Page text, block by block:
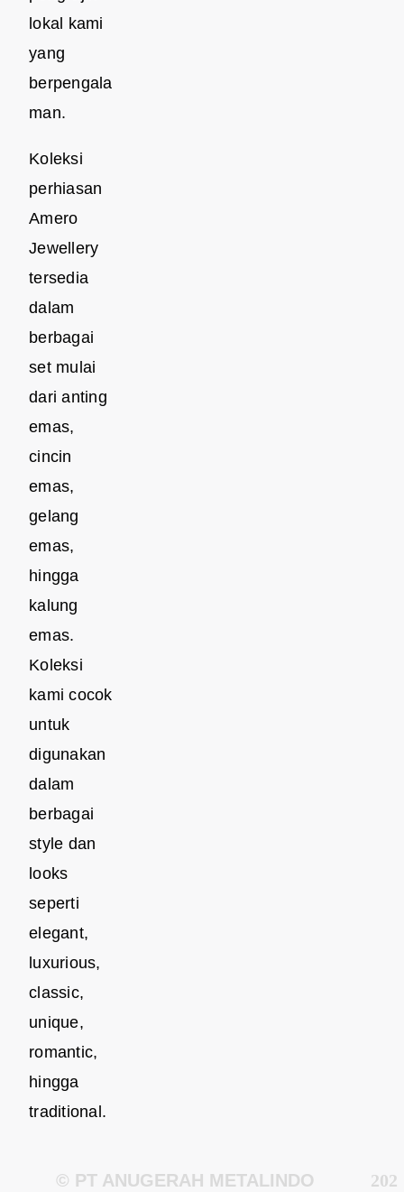
lokal kami
yang
berpengala
man.
Koleksi
perhiasan
Amero
Jewellery
tersedia
dalam
berbagai
set mulai
dari anting
emas,
cincin
emas,
gelang
emas,
hingga
kalung
emas.
Koleksi
kami cocok
untuk
digunakan
dalam
berbagai
style dan
looks
seperti
elegant,
luxurious,
classic,
unique,
romantic,
hingga
traditional.
© PT ANUGERAH METALINDO
202